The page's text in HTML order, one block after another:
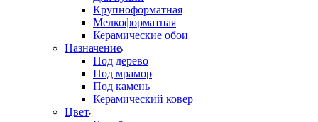
Крупноформатная
Мелкоформатная
Керамические обои
Назначение
Под дерево
Под мрамор
Под камень
Керамический ковер
Цвет